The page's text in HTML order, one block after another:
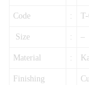
Code :
Size : –
Material :
Finishing